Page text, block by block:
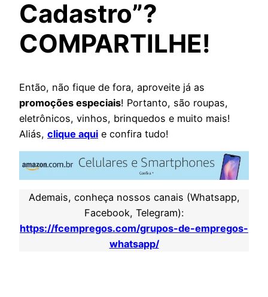
Cadastro”?
COMPARTILHE!
Então, não fique de fora, aproveite já as
promoções especiais! Portanto, são roupas,
eletrônicos, vinhos, brinquedos e muito mais!
Aliás, clique aqui e confira tudo!
Ademais, conheça nossos canais (Whatsapp,
Facebook, Telegram):
https://fcempregos.com/grupos-de-empregos-
whatsapp/